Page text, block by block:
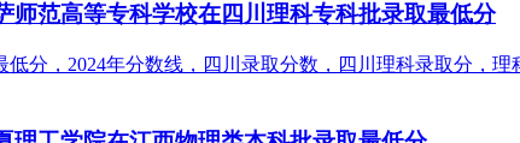
师范高等专科学校在四川理科专科批录取最低分